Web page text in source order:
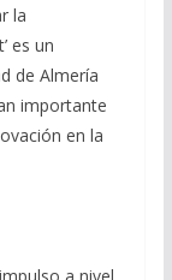
la
es un
de Almería
importante
en la